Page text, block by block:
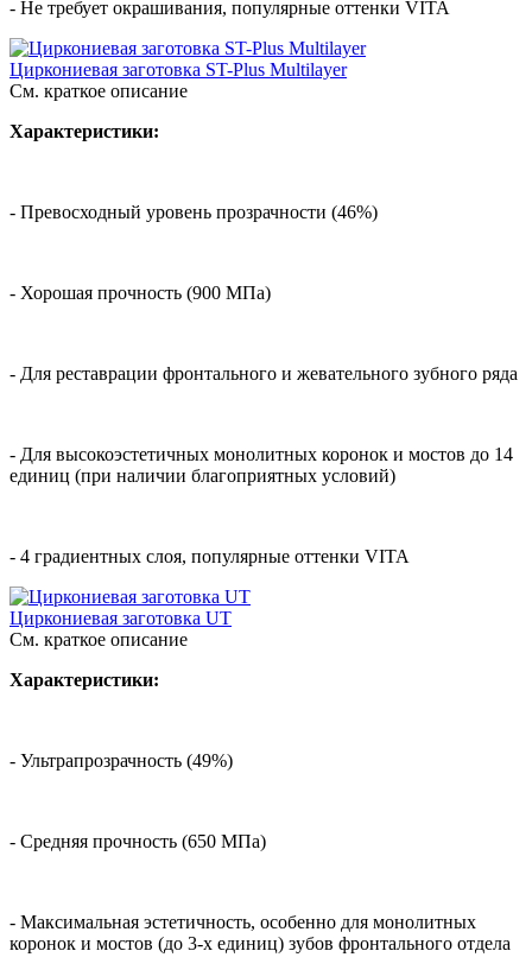
- Не требует окрашивания, популярные оттенки VITA
Циркониевая заготовка ST-Plus Multilayer
См. краткое описание
Характеристики:
- Превосходный уровень прозрачности (46%)
- Хорошая прочность (900 МПа)
- Для реставрации фронтального и жевательного зубного ряда
- Для высокоэстетичных монолитных коронок и мостов до 14
единиц (при наличии благоприятных условий)
- 4 градиентных слоя, популярные оттенки VITA
Циркониевая заготовка UT
См. краткое описание
Характеристики:
- Ультрапрозрачность (49%)
- Средняя прочность (650 МПа)
- Максимальная эстетичность, особенно для монолитных
коронок и мостов (до 3-х единиц) зубов фронтального отдела